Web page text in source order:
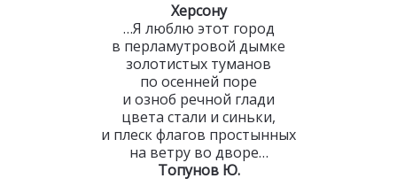
Херсону
…Я люблю этот город
в перламутровой дымке
золотистых туманов
по осенней поре
и озноб речной глади
цвета стали и синьки,
и плеск флагов простынных
на ветру во дворе…
Топунов Ю.